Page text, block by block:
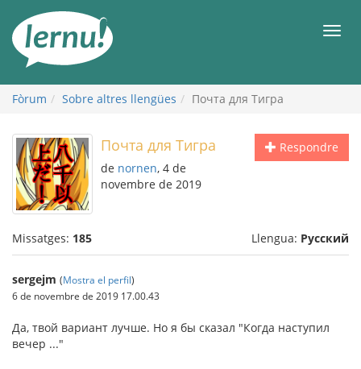
contingut
Fòrum Sobre altres llengües Почта для Тигра
Respondre
Почта для Тигра
de nornen, 4 de
novembre de 2019
Missatges: 185 Llengua: Русский
sergejm (Mostra el perfil)
6 de novembre de 2019 17.00.43
Да, твой вариант лучше. Но я бы сказал "Когда наступил
вечер ..."